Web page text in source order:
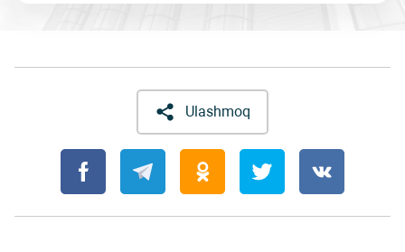
Ulashmoq